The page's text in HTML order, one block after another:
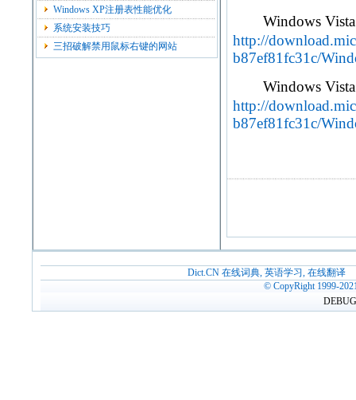
Windows XP注册表性能优化
系统安装技巧
三招破解禁用鼠标右键的网站
Windows Vista
http://
b87ef81fc31c/
Windows Vista
http://
b87ef81fc31c/
Dict.CN 在线词典, 英语学习, 在线翻译
© CopyRight 1999-